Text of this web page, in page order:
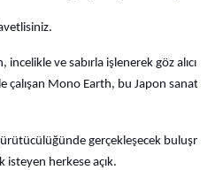
incelikle ve sabırla işlenerek göz alıcı
çalışan Mono Earth, bu Japon
gerçekleşecek
isteyen herkese açık.